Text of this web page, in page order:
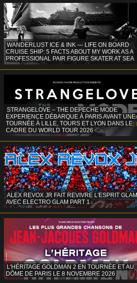
WANDERLUST ICE & INK — LIFE ON BOARD
CRUISE SHIP: 5 FACTS ABOUT MY WORK AS A
PROFESSIONAL PAIR FIGURE SKATER AT SEA
STRANGELOVE – THE DEPECHE MODE
EXPERIENCE DÉBARQUE À PARIS AVANT UNE
TOURNÉE À LILLE, TOURS ET LYON DANS LE
CADRE DU WORLD TOUR 2026
ALEX REVOX JR FAIT REVIVRE L'ESPRIT GLAM
AVEC ELECTRO GLAM PART 1
L'HÉRITAGE GOLDMAN 2 EN TOURNÉE ET AU
DÔME DE PARIS LE 8 NOVEMBRE 2026